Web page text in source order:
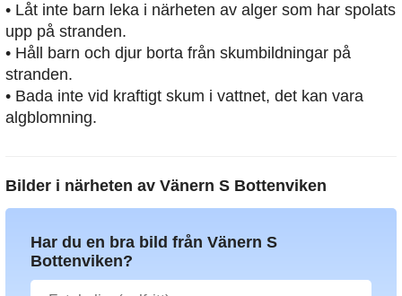
• Låt inte barn leka i närheten av alger som har spolats
upp på stranden.
• Håll barn och djur borta från skumbildningar på
stranden.
• Bada inte vid kraftigt skum i vattnet, det kan vara
algblomning.
Bilder i närheten av Vänern S Bottenviken
Har du en bra bild från Vänern S
Bottenviken?